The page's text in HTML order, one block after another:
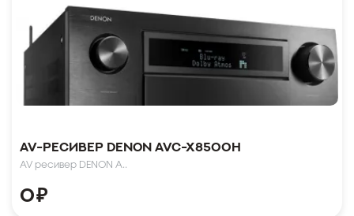
AV-Ресивер Denon AVC-X8500H
AV ресивер DENON A..
0₽